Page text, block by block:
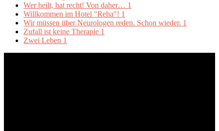
Wer heilt, hat recht! Von daher… 1
Willkommen im Hotel "Reha"! 1
Wir müssen über Neurologen reden. Schon wieder. 1
Zufall ist keine Therapie 1
Zwei Leben 1